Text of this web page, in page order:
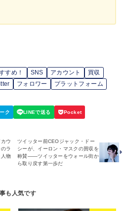
すめ！ SNS アカウント
買収
フォロワー プラットフォーム
ウ
ラ
物
ツイッター前CEOジャック・ドー
シーが、イーロン・マスクの買収を
称賛――ツイッターをウォール街か
ら取り戻す第一歩だ